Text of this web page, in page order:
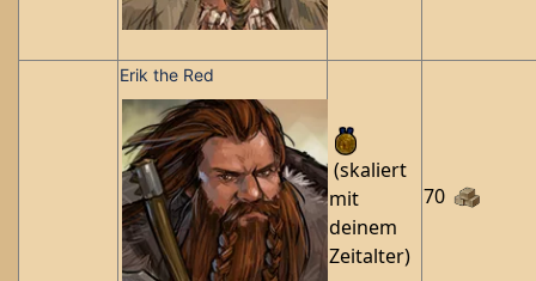
Erik the Red
(skaliert
mit
deinem
Zeitalter)
70